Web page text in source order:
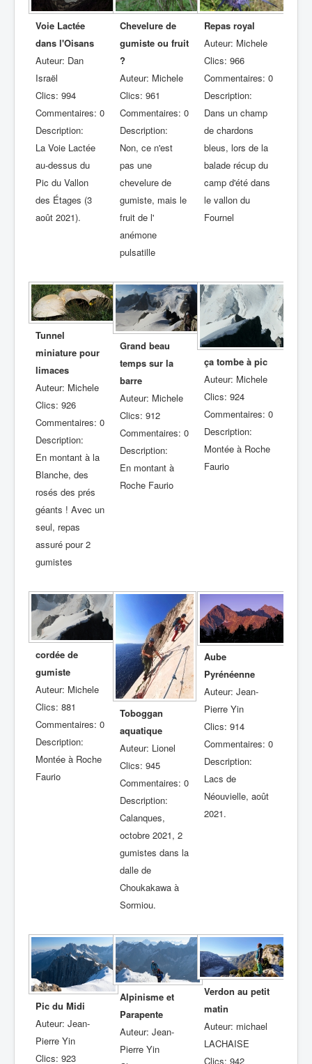
Voie Lactée
dans l'Oisans
Auteur: Dan
Israël
Clics: 994
Commentaires: 0
Description:
La Voie Lactée
au-dessus du
Pic du Vallon
des Étages (3
août 2021).
Chevelure de
gumiste ou fruit
?
Auteur: Michele
Clics: 961
Commentaires: 0
Description:
Non, ce n'est
pas une
chevelure de
gumiste, mais le
fruit de l'
anémone
pulsatille
Repas royal
Auteur: Michele
Clics: 966
Commentaires: 0
Description:
Dans un champ
de chardons
bleus, lors de la
balade récup du
camp d'été dans
le vallon du
Fournel
Tunnel
miniature pour
limaces
Auteur: Michele
Clics: 926
Commentaires: 0
Description:
En montant à la
Blanche, des
rosés des prés
géants ! Avec un
seul, repas
assuré pour 2
gumistes
Grand beau
temps sur la
barre
Auteur: Michele
Clics: 912
Commentaires: 0
Description:
En montant à
Roche Faurio
ça tombe à pic
Auteur: Michele
Clics: 924
Commentaires: 0
Description:
Montée à Roche
Faurio
cordée de
gumiste
Auteur: Michele
Clics: 881
Commentaires: 0
Description:
Montée à Roche
Faurio
Toboggan
aquatique
Auteur: Lionel
Clics: 945
Commentaires: 0
Description:
Calanques,
octobre 2021, 2
gumistes dans la
dalle de
Choukakawa à
Sormiou.
Aube
Pyrénéenne
Auteur: Jean-
Pierre Yin
Clics: 914
Commentaires: 0
Description:
Lacs de
Néouvielle, août
2021.
Pic du Midi
Auteur: Jean-
Pierre Yin
Clics: 923
Alpinisme et
Parapente
Auteur: Jean-
Pierre Yin
Verdon au petit
matin
Auteur: michael
LACHAISE
Clics: 942